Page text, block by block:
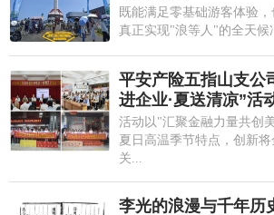
既能满足零基础游客体验，
真正实现"浪等人"的全天候
平安产险五指山支公
进企业·夏送清凉”活
活动以"汇聚金融力量共创
夏日高温季节特点，创新
关...
李光的浪漫与千年